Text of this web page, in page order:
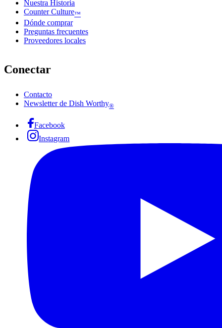
Nuestra Historia
Counter Culture™
Dónde comprar
Preguntas frecuentes
Proveedores locales
Conectar
Contacto
Newsletter de Dish Worthy®
Facebook
Instagram